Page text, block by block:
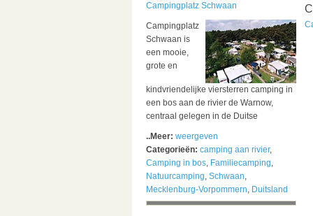
Campingplatz Schwaan
Campingplatz
Schwaan is
een mooie,
grote en
kindvriendelijke viersterren camping in
een bos aan de rivier de Warnow,
centraal gelegen in de Duitse
..Meer: weergeven
Categorieën: camping aan rivier,
Camping in bos, Familiecamping,
Natuurcamping, Schwaan,
Mecklenburg-Vorpommern, Duitsland